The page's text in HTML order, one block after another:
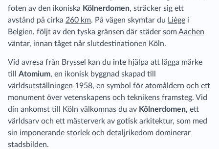
foten av den ikoniska Kölnerdomen, sträcker sig ett
avstånd på cirka 260 km. På vägen skymtar du Liège i
Belgien, följt av den tyska gränsen där städer somAachen
väntar, innan tåget når slutdestinationen Köln.
Vid avresa från Bryssel kan du inte hjälpa att lägga märke
till Atomium, en ikonisk byggnad skapad till
världsutställningen 1958, en symbol för atomåldern och ett
monument över vetenskapens och teknikens framsteg. Vid
din ankomst till Köln välkomnas du av Kölnerdomen, ett
världsarv och ett mästerverk av gotisk arkitektur, som med
sin imponerande storlek och detaljrikedom dominerar
stadsbilden.